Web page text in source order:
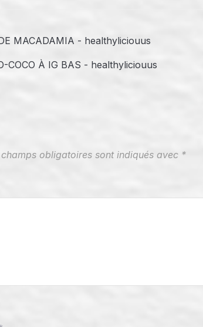
MACADAMIA - healthyliciouus
COCO À IG BAS - healthyliciouus
champs obligatoires sont indiqués avec *